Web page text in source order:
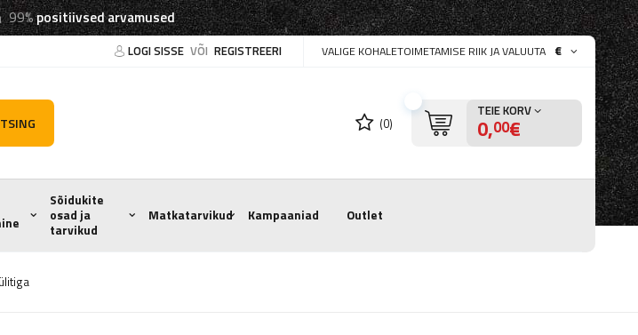
99%positiivsed arvamused
LOGI SISSE VÕI REGISTREERI VALIGE KOHALETOIMETAMISE RIIK JA VALUUTA €
(0)
TEIE KORV
0,00€
Sõidukite
osad ja
tarvikud
Matkatarvikud Kampaaniad Outlet